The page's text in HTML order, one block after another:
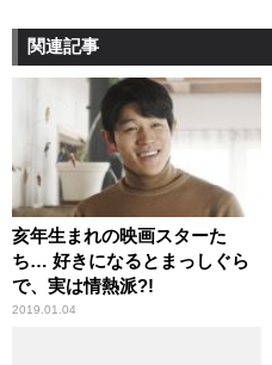
関連記事
亥年生まれの映画スターた
ち… 好きになるとまっしぐら
で、実は情熱派?!
2019.01.04